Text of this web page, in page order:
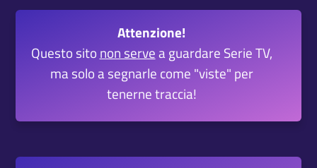
Attenzione!
Questo sito non servea guardare Serie TV,
ma solo a segnarle come "viste" per
tenerne traccia!